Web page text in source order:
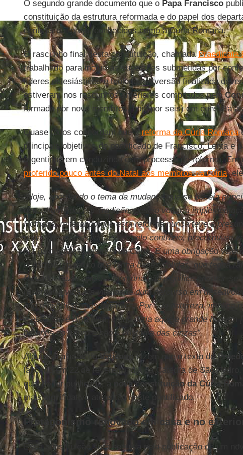
O segundo grande documento que o Papa Francisco
constituição da estrutura reformada e do papel dos
centrais da Igreja, conhecidos como a Cúria Romana.
O rascunho final desta constituição, chamadaPraedicate
trabalhado para incluir as sugestões submetidas por
líderes eclesiásticos e teólogos. A versão finalizada
estiveram nos rascunhos anteriores compilados pelo
formado por nove membros, hoje por seis) em consulta
Quase todos concordam que areforma da Cúria Romana
principais objetivos do pontificado de Francisco. Lenta e
argentino vem conduzindo este processo de reforma.
proferido pouco antes do Natal aos membros da Cúria,
“Hoje, abordando o tema da mudança que se baseia
depositum fidei e à Tradição, desejo voltar à
Romana, reiterando que esta reforma nunca teve a
nada tivesse existido antes; pelo contrário, procurou-se
fez na complexa história da Cúria. É uma obrigação
construir um futuro que tenha bases sólidas, que tenha
fecundo. Fazer apelo à memória não significa ancorar-se
recordar a vida e a vitalidade dum percurso em
não é estática, mas dinâmica. Por sua natureza, implica
é estática, é dinâmica, como dizia aquele grande homem
garantia do futuro e não a custódia das cinzas”.
Alguns analistas doVaticanodizem que o texto de
lançado em 22 de fevereiro, dia da Cátedra de São
quando for publicada, a
nova constituição da Cúria
mais significativo até então neste pontificado.
Protagonismo renovado em casa e no
Essa constituição será seguida pela publicação de um